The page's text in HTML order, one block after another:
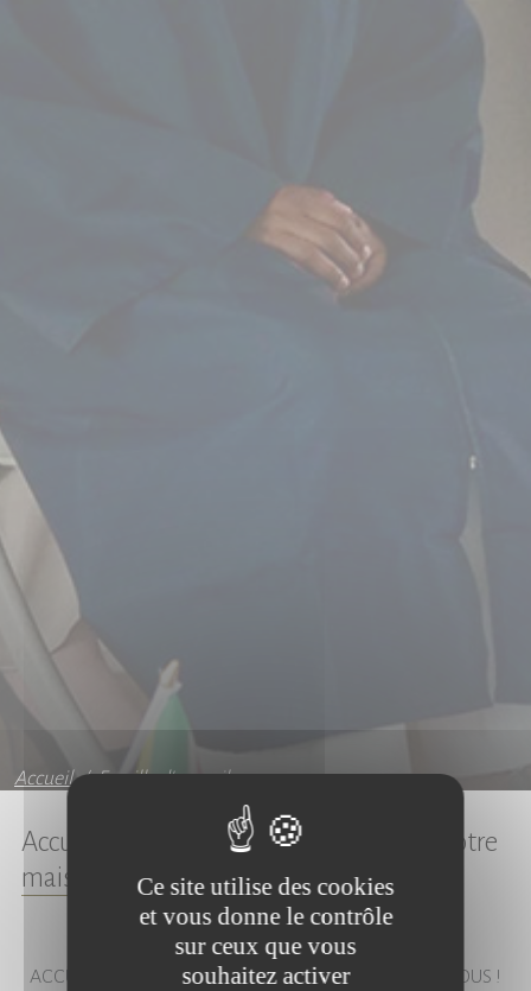
Accueil Famille d'accueil
Accueillez un élève international dans votre
maison !
Ouvrez votre famille au monde,
ACCUEILLEZ UN JEUNE ELEVE ÉTRANGER PARMI VOUS !
Ce site utilise des cookies
et vous donne le contrôle
sur ceux que vous
souhaitez activer